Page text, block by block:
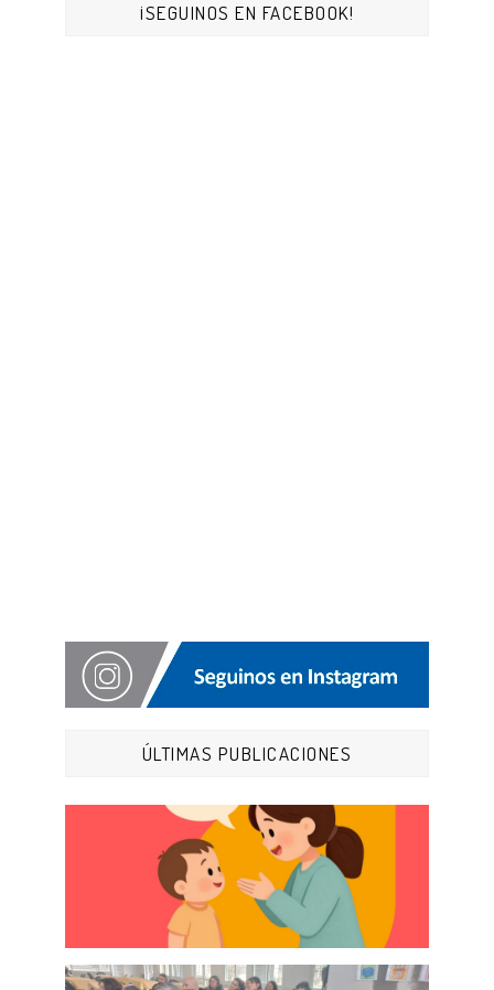
¡SEGUINOS EN FACEBOOK!
ÚLTIMAS PUBLICACIONES